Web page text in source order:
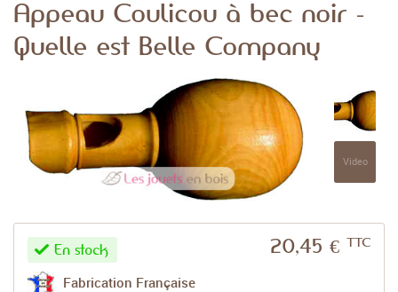
Meilleures notes produits
Rechercher
Appeau Coulicou à bec noir -
Quelle est Belle Company
Video
20,45 € TTC
En stock
Fabrication Française